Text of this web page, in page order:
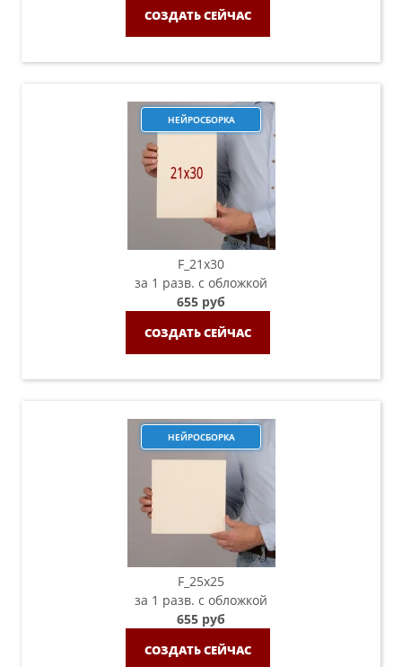
СОЗДАТЬ СЕЙЧАС
НЕЙРОСБОРКА
F_21х30
за 1 разв. с обложкой
655 руб
СОЗДАТЬ СЕЙЧАС
НЕЙРОСБОРКА
F_25х25
за 1 разв. с обложкой
655 руб
СОЗДАТЬ СЕЙЧАС